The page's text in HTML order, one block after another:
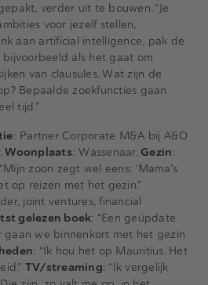
verder uit te bouwen. “Je
voor jezelf stellen,
aan artificial intelligence, pak de
als het gaat om
van clausules. Wat zijn de
Bepaalde zoekfuncties gaan
tijd.”
: Partner Corporate M&A bij A&O
Woonplaats: Wassenaar. Gezin:
“Mijn zoon zegt wel eens: ‘Mama’s
op reizen met het gezin.”
joint ventures, financial
gelezen boek: “Een geüpdate
gaan we binnenkort met het gezin
: “Ik hou het op Mauritius. Het
TV/streaming: “Ik vergelijk